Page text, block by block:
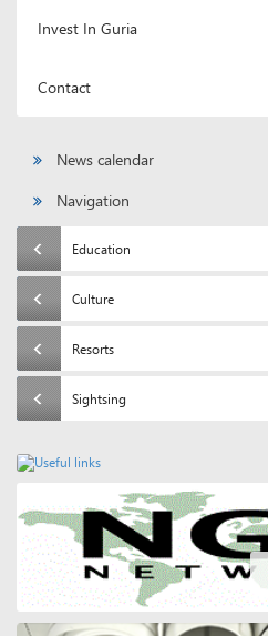
Invest In Guria
Contact
News calendar
Navigation
Education
Culture
Resorts
Sightsing